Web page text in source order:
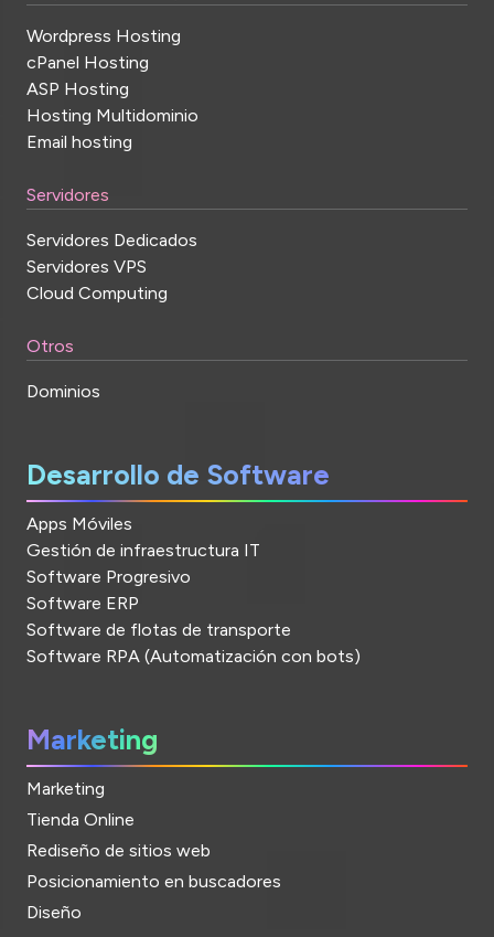
Wordpress Hosting
cPanel Hosting
ASP Hosting
Hosting Multidominio
Email hosting
Servidores
Servidores Dedicados
Servidores VPS
Cloud Computing
Otros
Dominios
Desarrollo de Software
Apps Móviles
Gestión de infraestructura IT
Software Progresivo
Software ERP
Software de flotas de transporte
Software RPA (Automatización con bots)
Marketing
Marketing
Tienda Online
Rediseño de sitios web
Posicionamiento en buscadores
Diseño